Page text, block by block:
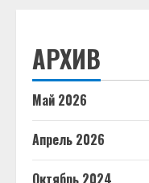
АРХИВ
Май 2026
Апрель 2026
Октябрь 2024